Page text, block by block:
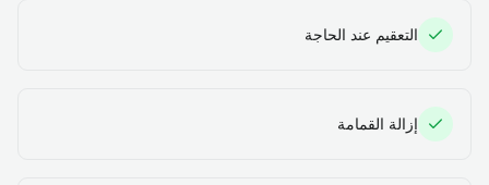
التعقيم عند الحاجة
إزالة القمامة